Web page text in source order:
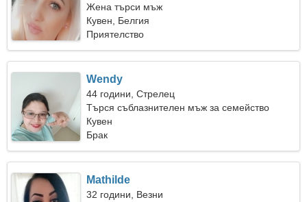
Жена търси мъж
Кувен, Белгия
Приятелство
Wendy
44 години, Стрелец
Търся съблазнителен мъж за семейство
Кувен
Брак
Mathilde
32 години, Везни